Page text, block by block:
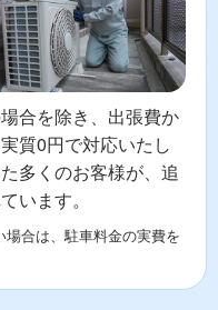
合を除き、出張費か
質0円で対応いたし
多くのお客様が、追
います。
合は、駐車料金の実費を